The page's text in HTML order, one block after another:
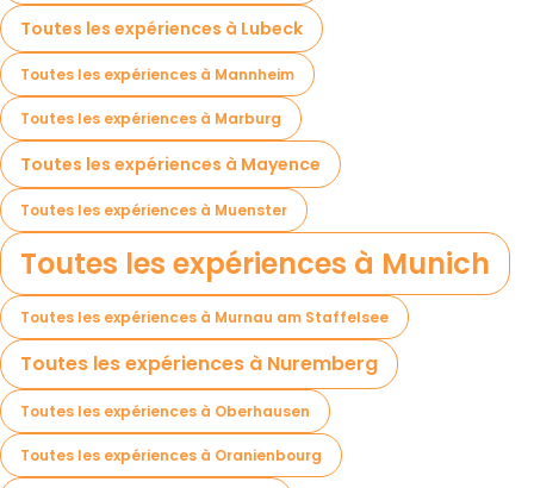
Toutes les expériences à Lubeck
Toutes les expériences à Mannheim
Toutes les expériences à Marburg
Toutes les expériences à Mayence
Toutes les expériences à Muenster
Toutes les expériences à Munich
Toutes les expériences à Murnau am Staffelsee
Toutes les expériences à Nuremberg
Toutes les expériences à Oberhausen
Toutes les expériences à Oranienbourg